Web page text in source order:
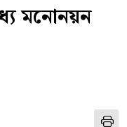
মনোনয়ন